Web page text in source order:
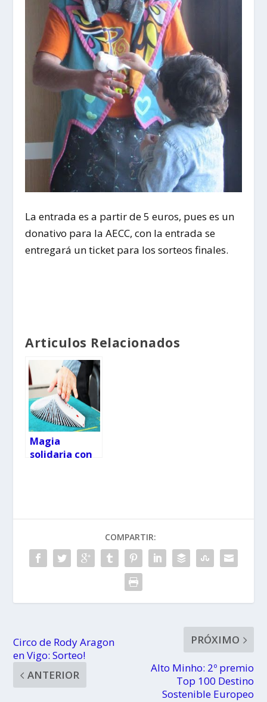
La entrada es a partir de 5 euros, pues es un
donativo para la AECC, con la entrada se
entregará un ticket para los sorteos finales.
Articulos Relacionados
Magia
solidaria con
COMPARTIR:
Circo de Rody Aragon
en Vigo: Sorteo!
ANTERIOR
PRÓXIMO
Alto Minho: 2º premio
Top 100 Destino
Sostenible Europeo